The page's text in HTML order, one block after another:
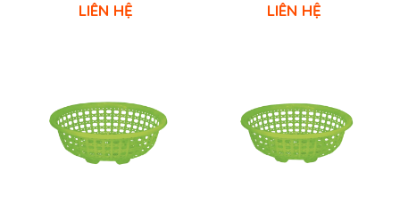
LIÊN HỆ LIÊN HỆ